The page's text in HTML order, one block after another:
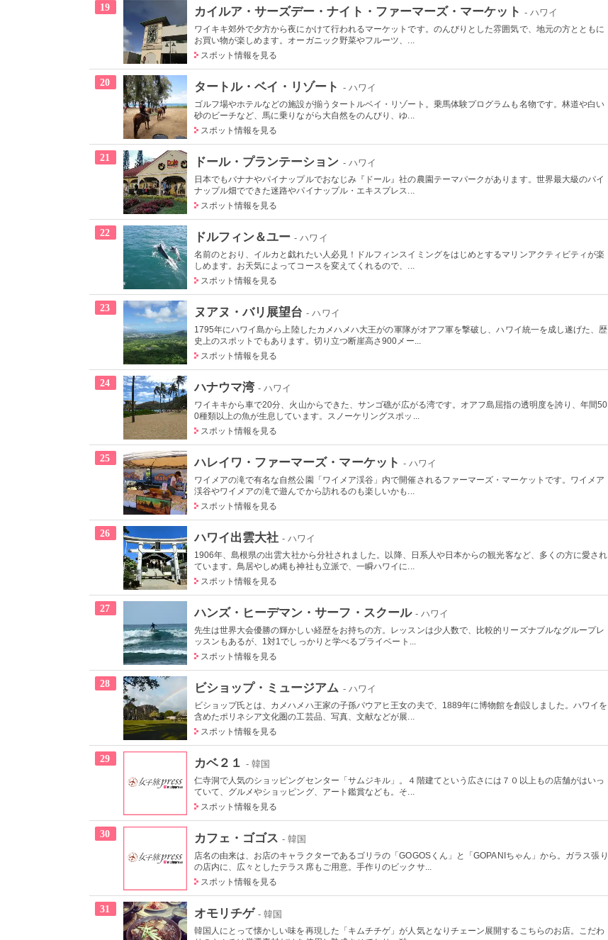
19 カイルア・サーズデー・ナイト・ファーマーズ・マーケット - ハワイ
ワイキキ郊外で夕方から夜にかけて行われるマーケットです。のんびりとした雰囲気で、地元の方とともに
お買い物が楽しめます。オーガニック野菜やフルーツ、...
スポット情報を見る
20 タートル・ベイ・リゾート - ハワイ
ゴルフ場やホテルなどの施設が揃うタートルベイ・リゾート。乗馬体験プログラムも名物です。林道や白い
砂のビーチなど、馬に乗りながら大自然をのんびり、ゆ...
スポット情報を見る
21 ドール・プランテーション - ハワイ
日本でもバナナやパイナップルでおなじみ『ドール』社の農園テーマパークがあります。世界最大級のパイ
ナップル畑でできた迷路やパイナップル・エキスプレス...
スポット情報を見る
22 ドルフィン＆ユー - ハワイ
名前のとおり、イルカと戯れたい人必見！ドルフィンスイミングをはじめとするマリンアクティビティが楽
しめます。お天気によってコースを変えてくれるので、...
スポット情報を見る
23 ヌアヌ・バリ展望台 - ハワイ
1795年にハワイ島から上陸したカメハメハ大王がの軍隊がオアフ軍を撃破し、ハワイ統一を成し遂げた、歴
史上のスポットでもあります。切り立つ断崖高さ900メー...
スポット情報を見る
24 ハナウマ湾 - ハワイ
ワイキキから車で20分、火山からできた、サンゴ礁が広がる湾です。オアフ島屈指の透明度を誇り、年間50
0種類以上の魚が生息しています。スノーケリングスポッ...
スポット情報を見る
25 ハレイワ・ファーマーズ・マーケット - ハワイ
ワイメアの滝で有名な自然公園「ワイメア渓谷」内で開催されるファーマーズ・マーケットです。ワイメア
渓谷やワイメアの滝で遊んでから訪れるのも楽しいかも...
スポット情報を見る
26 ハワイ出雲大社 - ハワイ
1906年、島根県の出雲大社から分社されました。以降、日系人や日本からの観光客など、多くの方に愛され
ています。鳥居やしめ縄も神社も立派で、一瞬ハワイに...
スポット情報を見る
27 ハンズ・ヒーデマン・サーフ・スクール - ハワイ
先生は世界大会優勝の輝かしい経歴をお持ちの方。レッスンは少人数で、比較的リーズナブルなグループレ
ッスンもあるが、1対1でしっかりと学べるプライベート...
スポット情報を見る
28 ビショップ・ミュージアム - ハワイ
ビショップ氏とは、カメハメハ王家の子孫パウアヒ王女の夫で、1889年に博物館を創設しました。ハワイを
含めたポリネシア文化圏の工芸品、写真、文献などが展...
スポット情報を見る
29 カベ２１ - 韓国
仁寺洞で人気のショッピングセンター「サムジキル」。４階建てという広さには７０以上もの店舗がはいっ
ていて、グルメやショッピング、アート鑑賞なども。そ...
スポット情報を見る
30 カフェ・ゴゴス - 韓国
店名の由来は、お店のキャラクターであるゴリラの「GOGOSくん」と「GOPANIちゃん」から。ガラス張り
の店内に、広々としたテラス席もご用意。手作りのビックサ...
スポット情報を見る
31 オモリチゲ - 韓国
韓国人にとって懐かしい味を再現した「キムチチゲ」が人気となりチェーン展開するこちらのお店。こだわ